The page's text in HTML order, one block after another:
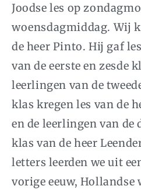
Joodse les op
woensdagmiddag. Wij
de heer Pinto. Hij gaf
van de eerste en zesde
leerlingen van de
klas kregen les van de
en de leerlingen van de
klas van de heer
letters leerden we uit
vorige eeuw, Hollandse